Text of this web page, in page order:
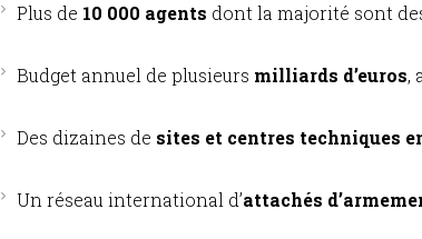
Plus de 10 000 agents dont la majorité sont
Budget annuel de plusieurs milliards d’euros,
Des dizaines de sites et centres techniques
Un réseau international d’attachés